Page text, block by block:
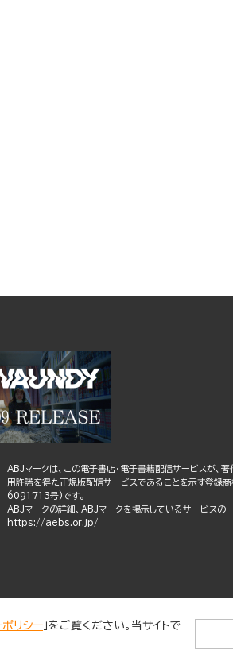
ABJマークは、この電子書店・電子書籍配信サービスが、
用許諾を得た正規版配信サービスであることを示す登録
6091713号)です。
ABJマークの詳細、ABJマークを掲示しているサービスの一
https://aebs.or.jp/
ポリシー 」をご覧ください。当サイトで